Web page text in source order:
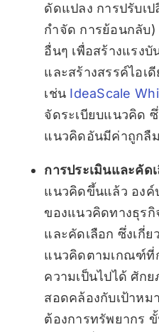
ดัดแปลง การปรับเ
กำจัด การย้อนกลับ
อื่นๆ เพื่อสร้างแรง
และสร้างสรรค์ไอเ
เช่น IdeaScale
จัดระเบียบแนวคิด
แนวคิดอันมีค่าถูกลืม
การประเมินและคัด
แนวคิดขึ้นแล้ว องค์
ของแนวคิดทางธุรกิ
และคัดเลือก ซึ่งเกี่ย
แนวคิดตามเกณฑ์ที่
ความเป็นไปได้ ศัก
สอดคล้องกับเป้าหม
ต้องการทรัพยากร